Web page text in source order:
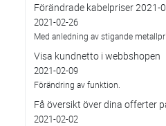
Förändrade kabelpriser 2021-
2021-02-26
Med anledning av stigande
Visa kundnetto i webbshopen
2021-02-09
Förändring av funktion.
Få översikt över dina offerter
2021-02-02